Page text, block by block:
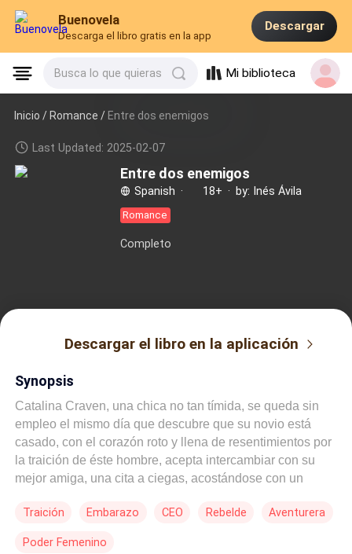
Buenovela
Descarga el libro gratis en la app
Descargar
Busca lo que quieras Mi biblioteca
Inicio /Romance / Entre dos enemigos
Last Updated: 2025-02-07
Entre dos enemigos
Spanish · 18+ · by: Inés Ávila
Romance
Completo
Descargar el libro en la aplicación
Synopsis
Catalina Craven, una chica no tan tímida, se queda sin
empleo el mismo día que descubre que su novio está
casado, con el corazón roto y llena de resentimientos por
la traición de éste hombre, acepta intercambiar con su
mejor amiga, una cita a ciegas, acostándose con un
empleo en una gran corporación como asistente al
que su cita a ciegas, además de eso, resulta que su jefe
Traición Embarazo CEO Rebelde Aventurera
Poder Femenino